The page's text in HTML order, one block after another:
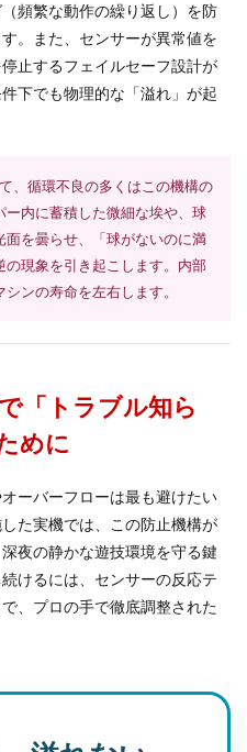
頻繁な動作の繰り返し）を防
。また、センサーが異常値を
止するフェイルセーフ設計が
下でも物理的な「溢れ」が起
、循環不良の多くはこの機構の
ー内に蓄積した微細な埃や、球
を曇らせ、「球がないのに満
現象を引き起こします。内部
ンの寿命を左右します。
「トラブル知ら
めに
ーバーフローは最も避けたい
た実機では、この防止機構が
夜の静かな遊技環境を守る鍵
けるには、センサーの反応テ
、プロの手で徹底調整された